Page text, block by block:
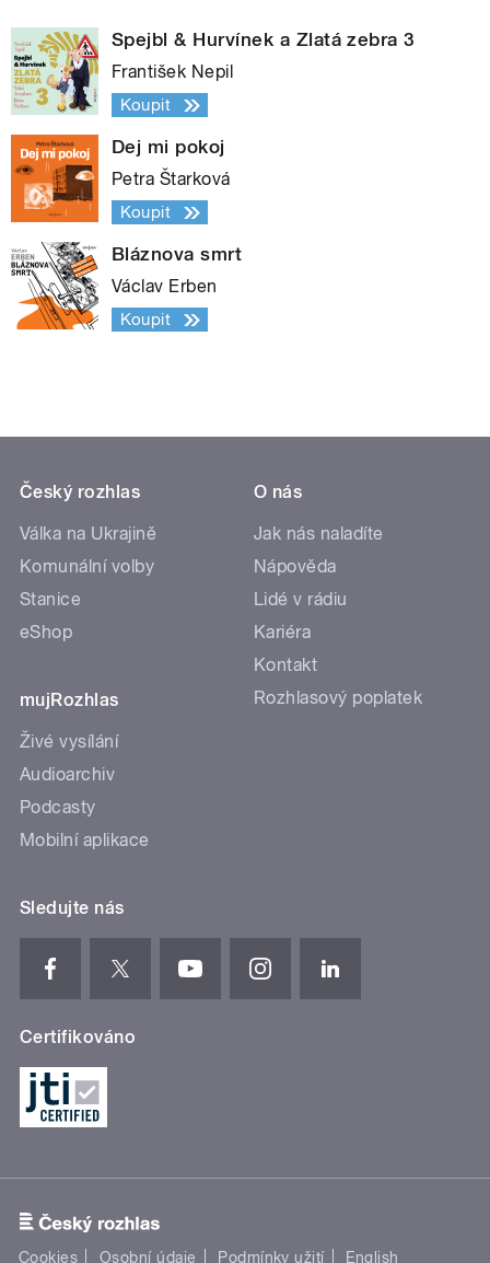
Spejbl & Hurvínek a Zlatá zebra 3
František Nepil
Koupit
Dej mi pokoj
Petra Štarková
Koupit
Bláznova smrt
Václav Erben
Koupit
Český rozhlas
Válka na Ukrajině
Komunální volby
Stanice
eShop
mujRozhlas
Živé vysílání
Audioarchiv
Podcasty
Mobilní aplikace
O nás
Jak nás naladíte
Nápověda
Lidé v rádiu
Kariéra
Kontakt
Rozhlasový poplatek
Sledujte nás
Certifikováno
Cookies Osobní údaje Podmínky užití English